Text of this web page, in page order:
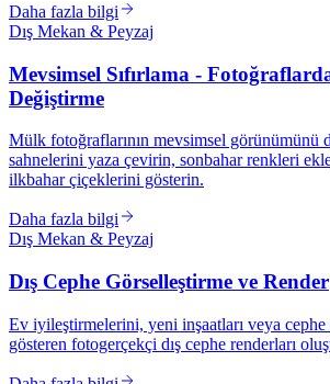
Daha fazla bilgi
Dış Mekan & Peyzaj
Mevsimsel Sıfırlama -
Değiştirme
Mülk fotoğraflarının mevsimsel görünümünü
sahnelerini yaza çevirin, sonbahar renkleri
ilkbahar çiçeklerini gösterin.
Daha fazla bilgi
Dış Mekan & Peyzaj
Dış Cephe Görselleştirme ve Render
Ev iyileştirmelerini, yeni inşaatları veya
gösteren fotogerçekçi dış cephe renderları